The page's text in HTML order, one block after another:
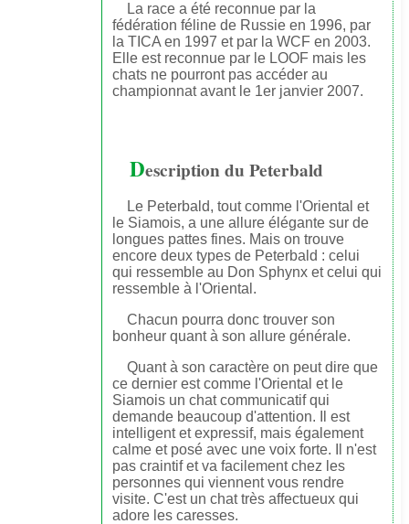
La race a été reconnue par la
fédération féline de Russie en 1996, par
la TICA en 1997 et par la WCF en 2003.
Elle est reconnue par le LOOF mais les
chats ne pourront pas accéder au
championnat avant le 1er janvier 2007.
Description du Peterbald
Le Peterbald, tout comme l'Oriental et
le Siamois, a une allure élégante sur de
longues pattes fines. Mais on trouve
encore deux types de Peterbald : celui
qui ressemble au Don Sphynx et celui qui
ressemble à l'Oriental.
Chacun pourra donc trouver son
bonheur quant à son allure générale.
Quant à son caractère on peut dire que
ce dernier est comme l'Oriental et le
Siamois un chat communicatif qui
demande beaucoup d'attention. Il est
intelligent et expressif, mais également
calme et posé avec une voix forte. Il n'est
pas craintif et va facilement chez les
personnes qui viennent vous rendre
visite. C'est un chat très affectueux qui
adore les caresses.